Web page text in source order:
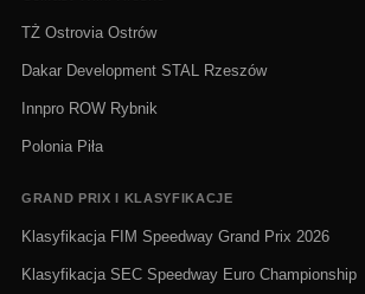
TŻ Ostrovia Ostrów
Dakar Development STAL Rzeszów
Innpro ROW Rybnik
Polonia Piła
GRAND PRIX I KLASYFIKACJE
Klasyfikacja FIM Speedway Grand Prix 2026
Klasyfikacja SEC Speedway Euro Championship